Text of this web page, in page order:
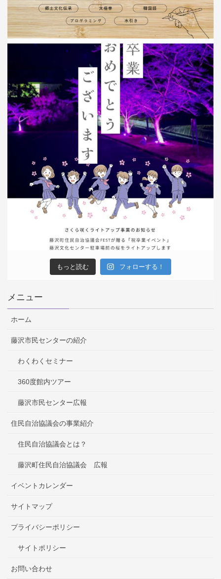
もっと読む フォローする！
メニュー
ホーム
藤沢市民センターの紹介
わくわくセミナー
360度館内ツアー
藤沢市民センター広報
住民自治協議会の事業紹介
住民自治協議会とは？
藤沢町住民自治協議会 広報
イベントカレンダー
サイトマップ
プライバシーポリシー
サイトポリシー
お問い合わせ